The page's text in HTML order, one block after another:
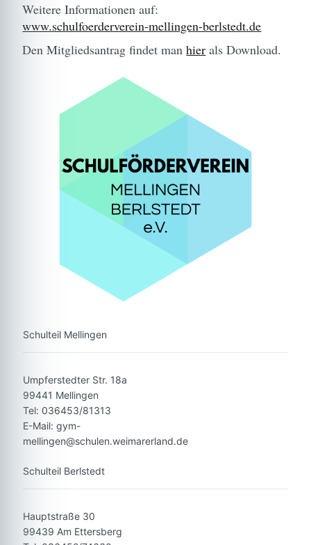
Weitere Informationen auf:
www.schulfoerderverein-mellingen-berlstedt.de
Den Mitgliedsantrag findet manhier als Download.
Schulteil Mellingen
Umpferstedter Str. 18a
99441 Mellingen
Tel: 036453/81313
E-Mail: gym-
mellingen@schulen.weimarerland.de
Schulteil Berlstedt
Hauptstraße 30
99439 Am Ettersberg